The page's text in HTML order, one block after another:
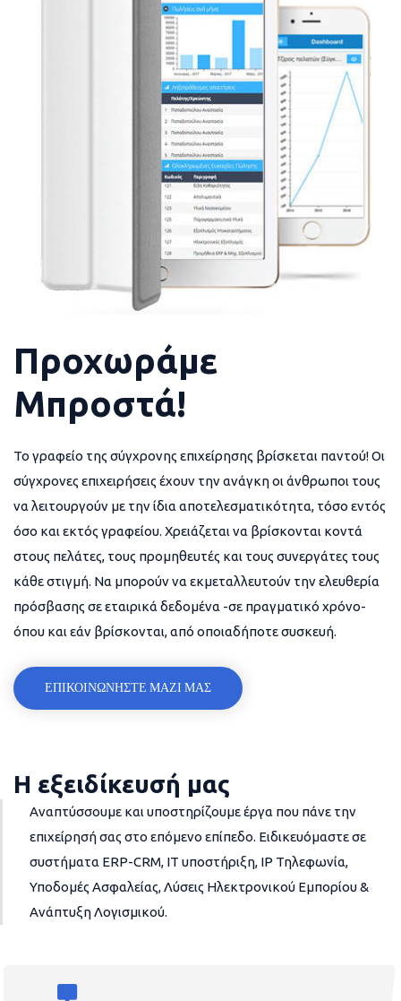
Προχωράμε
Μπροστά!
Το γραφείο της σύγχρονης επιχείρησης βρίσκεται παντού! Οι
σύγχρονες επιχειρήσεις έχουν την ανάγκη οι άνθρωποι τους
να λειτουργούν με την ίδια αποτελεσματικότητα, τόσο εντός
όσο και εκτός γραφείου. Χρειάζεται να βρίσκονται κοντά
στους πελάτες, τους προμηθευτές και τους συνεργάτες τους
κάθε στιγμή. Να μπορούν να εκμεταλλευτούν την ελευθερία
πρόσβασης σε εταιρικά δεδομένα -σε πραγματικό χρόνο-
όπου και εάν βρίσκονται, από οποιαδήποτε συσκευή.
ΕΠΙΚΟΙΝΩΝΗΣΤΕ ΜΑΖΙ ΜΑΣ
Η εξειδίκευσή μας
Αναπτύσσουμε και υποστηρίζουμε έργα που πάνε την
επιχείρησή σας στο επόμενο επίπεδο. Ειδικευόμαστε σε
συστήματα ERP-CRM, IT υποστήριξη, IP Τηλεφωνία,
Υποδομές Ασφαλείας, Λύσεις Ηλεκτρονικού Εμπορίου &
Ανάπτυξη Λογισμικού.